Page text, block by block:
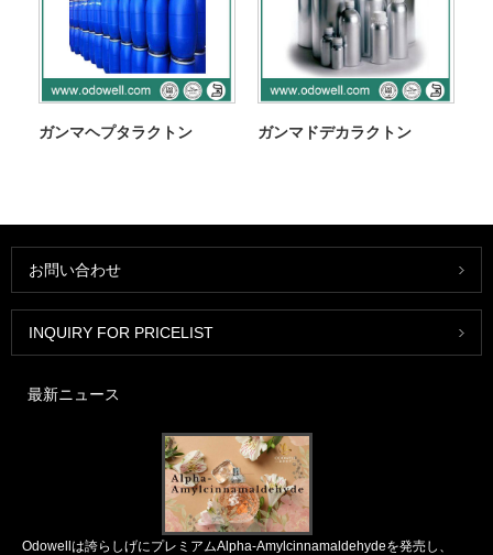
ガンマヘプタラクトン ガンマドデカラクトン
お問い合わせ
INQUIRY FOR PRICELIST
最新ニュース
Odowellは誇らしげにプレミアムAlpha-Amylcinnamaldehydeを発売し、